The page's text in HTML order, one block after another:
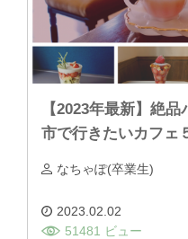
【2023年最新】絶
市で行きたいカフェ
なちゃぽ(卒業生)
2023.02.02
51481 ビュー